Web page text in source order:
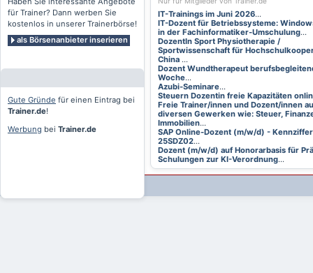
für Trainer? Dann werben Sie
kostenlos in unserer Trainerbörse!
als Börsenanbieter inserieren
Gute Gründe für einen Eintrag bei
Trainer.de!
Werbung bei Trainer.de
IT-Trainings im Juni 2026...
IT-Dozent für Betriebssysteme:
in der Fachinformatiker-Umschulung...
DozentIn Sport Physiotherapie /
Sportwissenschaft für
China ...
Dozent Wundtherapeut
Woche...
Azubi-Seminare...
Steuern Dozentin freie Kapazitäten
Freie Trainer/innen und Dozent/innen
diversen Gewerken wie: Steuer,
Immobilien...
SAP Online-Dozent (m/w/d) -
25SDZ02...
Dozent (m/w/d) auf Honorarbasis für
Schulungen zur KI-Verordnung...